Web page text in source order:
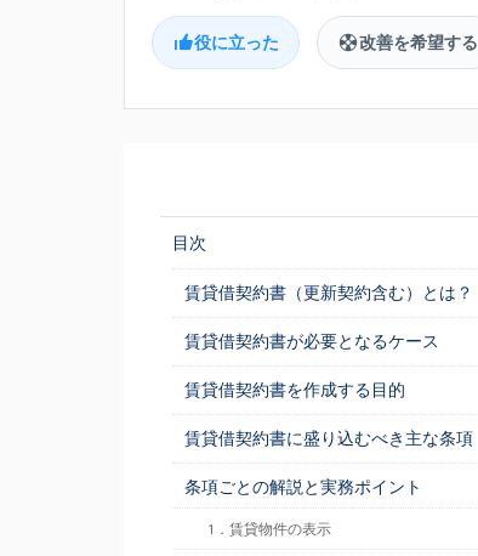
役に立った 改善を希望する
目次
賃貸借契約書（更新契約含む）とは？
賃貸借契約書が必要となるケース
賃貸借契約書を作成する目的
賃貸借契約書に盛り込むべき主な条項
条項ごとの解説と実務ポイント
1．賃貸物件の表示